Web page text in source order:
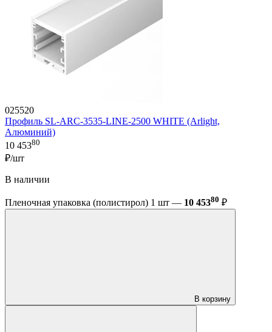
025520
Профиль SL-ARC-3535-LINE-2500 WHITE (Arlight,
Алюминий)
10 45380
₽/шт
В наличии
Пленочная упаковка (полистирол) 1 шт — 10 45380 ₽
В корзину